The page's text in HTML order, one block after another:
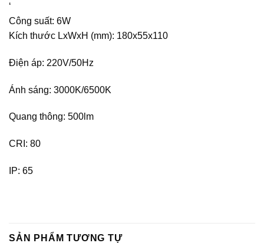
‘
Công suất: 6W
Kích thước LxWxH (mm): 180x55x110
Điện áp: 220V/50Hz
Ánh sáng: 3000K/6500K
Quang thông: 500lm
CRI: 80
IP: 65
SẢN PHẨM TƯƠNG TỰ